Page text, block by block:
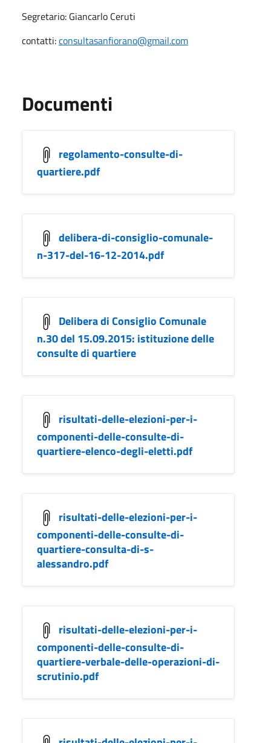
Segretario: Giancarlo Ceruti
contatti:consultasanfiorano@gmail.com
Documenti
regolamento-consulte-di-
quartiere.pdf
delibera-di-consiglio-comunale-
n-317-del-16-12-2014.pdf
Delibera di Consiglio Comunale
n.30 del 15.09.2015: istituzione delle
consulte di quartiere
risultati-delle-elezioni-per-i-
componenti-delle-consulte-di-
quartiere-elenco-degli-eletti.pdf
risultati-delle-elezioni-per-i-
componenti-delle-consulte-di-
quartiere-consulta-di-s-
alessandro.pdf
risultati-delle-elezioni-per-i-
componenti-delle-consulte-di-
quartiere-verbale-delle-operazioni-di-
scrutinio.pdf